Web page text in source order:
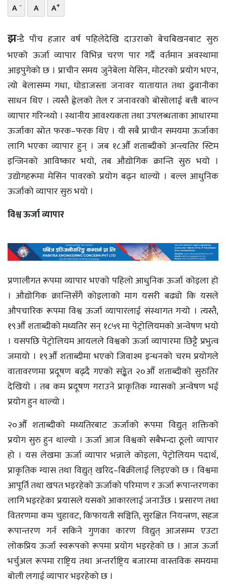
खोज
प्रोफाइल
ऊर्जा
विशेष
A - A A+
झन्डै पाँच हजार वर्ष पहिलेदेखि दाउराको बेचबिखनबाट सुरु
भएको ऊर्जा व्यापार विभिन्न चरण पार गर्दै वर्तमान अवस्थामा
आइपुगेको छ । प्राचीन समय जुनेबेला मेसिन, मोटरको प्रयोग भएन,
त्यो बेलासम्म गधा, घोडाजस्ता जनावर यातायात तथा ढुवानीका
साधन थिए । त्यस्तै ह्वेलको तेल र जनावरको बोसोलाई बत्ती बाल्न
व्यापार गरिन्थ्यो । स्थानीय आवश्यकता तथा उपलब्धताका आधारमा
ऊर्जाका स्रोत फरक–फरक थिए । यी सबै प्राचीन समयमा ऊर्जाका
लागि भएका व्यापार हुन् । जब १८औँ शताब्दीको अन्त्यतिर स्टिम
इन्जिनको आविष्कार भयो, तब औद्योगिक क्रान्ति सुरु भयो ।
उद्योगहरूमा मेसिन पावरको प्रयोग बढ्न थाल्यो । बल्ल आधुनिक
ऊर्जाको व्यापार सुरु भयो ।
विश्व ऊर्जा व्यापार
प्रणालीगत रूपमा व्यापार भएको पहिलो आधुनिक ऊर्जा कोइला हो
। औद्योगिक क्रान्तिसँगै कोइलाको माग यसरी बढ्यो कि यसले
औपचारिक रूपमा विश्व ऊर्जा व्यापारलाई संस्थागत गर्‍यो । त्यस्तै,
१९औँ शताब्दीको मध्यतिर सन् १८५९ मा पेट्रोलियमको अन्वेषण भयो
। यसपछि पेट्रोलियम आयलले विश्वको ऊर्जा व्यापारमा छिट्टै प्रभुत्व
जमायो । १९औँ शताब्दीमा भएको जिवाश्म इन्धनको चरम प्रयोगले
वातावरणमा प्रदूषण बढ्दै गएको सङ्केत २०औँ शताब्दीको सुरुतिर
देखियो । तब कम प्रदूषण गराउने प्राकृतिक ग्यासको अन्वेषण भई
प्रयोग हुन थाल्यो ।
२०औँ शताब्दीको मध्यतिरबाट ऊर्जाको रूपमा विद्युत् शक्तिको
प्रयोग सुरु हुन थाल्यो । ऊर्जा आज विश्वको सबैभन्दा ठूलो व्यापार
हो । यस लेखमा ऊर्जा व्यापार भन्नाले कोइला, पेट्रोलियम पदार्थ,
प्राकृतिक ग्यास तथा विद्युत् खरिद–बिक्रीलाई लिइएको छ । विश्वमा
आपूर्ति तथा खपत भइरहेको ऊर्जाको परिमाण र ऊर्जा रूपान्तरणका
लागि भइरहेका प्रयासले यसको आकारलाई जनाउँछ । प्रसारण तथा
वितरणमा कम चुहावट, किफायती सञ्चिति, सुरक्षित नियन्त्रण, सहज
रूपान्तरण गर्न सकिने गुणका कारण विद्युत् आजसम्म एउटा
लोकप्रिय ऊर्जा स्वरूपको रूपमा प्रयोग भइरहेको छ । आज ऊर्जा
भर्चुअल रूपमा राष्ट्रिय तथा अन्तर्राष्ट्रिय बजारमा वास्तविक समयमा
बोली लगाई व्यापार भइरहेको छ ।